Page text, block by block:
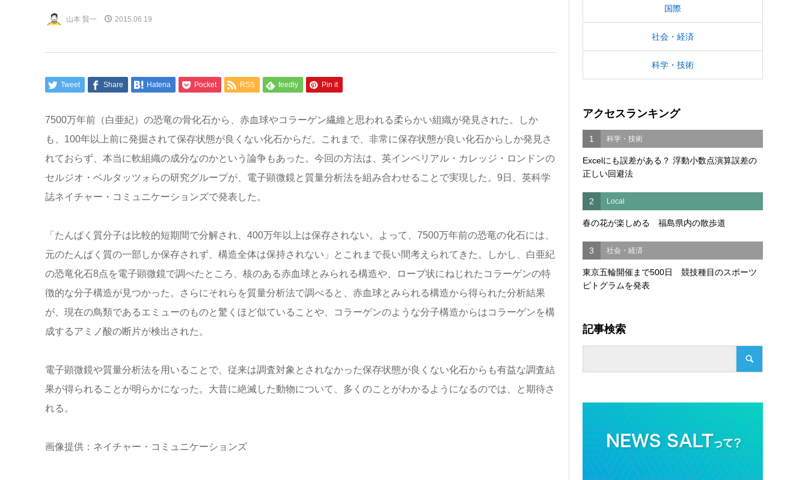
山本 賢一 2015.06.19
Tweet Share Hatena Pocket RSS feedly Pin it
7500万年前（白亜紀）の恐竜の骨化石から、赤血球やコラーゲン繊維と思われる柔らかい組織が発見された。しか
も、100年以上前に発掘されて保存状態が良くない化石からだ。これまで、非常に保存状態が良い化石からしか発見さ
れておらず、本当に軟組織の成分なのかという論争もあった。今回の方法は、英インペリアル・カレッジ・ロンドンの
セルジオ・ベルタッツォらの研究グループが、電子顕微鏡と質量分析法を組み合わせることで実現した。9日、英科学
誌ネイチャー・コミュニケーションズで発表した。
「たんぱく質分子は比較的短期間で分解され、400万年以上は保存されない。よって、7500万年前の恐竜の化石には、
元のたんぱく質の一部しか保存されず、構造全体は保持されない」とこれまで長い間考えられてきた。しかし、白亜紀
の恐竜化石8点を電子顕微鏡で調べたところ、核のある赤血球とみられる構造や、ロープ状にねじれたコラーゲンの特
徴的な分子構造が見つかった。さらにそれらを質量分析法で調べると、赤血球とみられる構造から得られた分析結果
が、現在の鳥類であるエミューのものと驚くほど似ていることや、コラーゲンのような分子構造からはコラーゲンを構
成するアミノ酸の断片が検出された。
電子顕微鏡や質量分析法を用いることで、従来は調査対象とされなかった保存状態が良くない化石からも有益な調査結
果が得られることが明らかになった。大昔に絶滅した動物について、多くのことがわかるようになるのでは、と期待さ
れる。
画像提供：ネイチャー・コミュニケーションズ
国際
社会・経済
科学・技術
アクセスランキング
1 科学・技術
Excelにも誤差がある？ 浮動小数点演算誤差の
正しい回避法
2 Local
春の花が楽しめる 福島県内の散歩道
3 社会・経済
東京五輪開催まで500日 競技種目のスポーツ
ピトグラムを発表
記事検索